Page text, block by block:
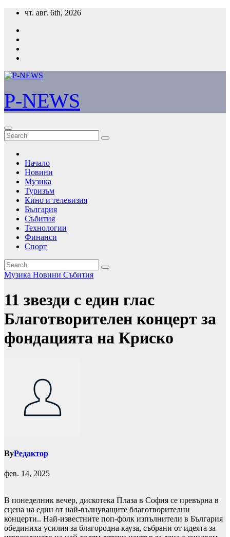
Skip
content
чт. авг. 6th, 2026
P-NEWS
Начало
Новини
Музика
Туризъм
Кино и телевизия
България
Събития
Технологии
Финанси
Спорт
Музика Новини Събития
11 звезди с един глас
Благотворителен концерт за
фондацията на Криско
ByРедактор
фев. 14, 2025
В понеделник вечер, дискотека Плаза в София се превърна в
сцена на един от най-вълнуващите благотворителни
концерти.. Най-известните поп-фолк изпълнители в България
обединиха усилия за благородна кауза, събрани от идеята за